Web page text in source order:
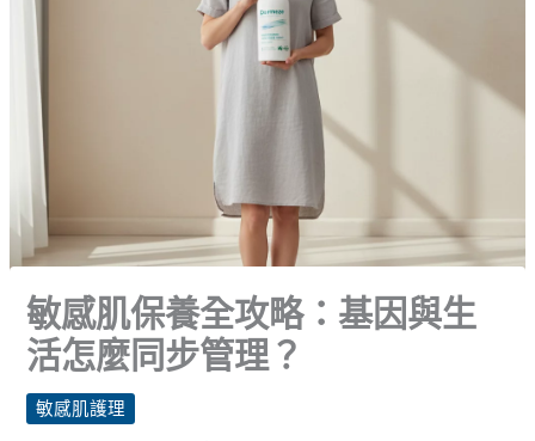
敏感肌保養全攻略：基因與生
活怎麼同步管理？
敏感肌護理